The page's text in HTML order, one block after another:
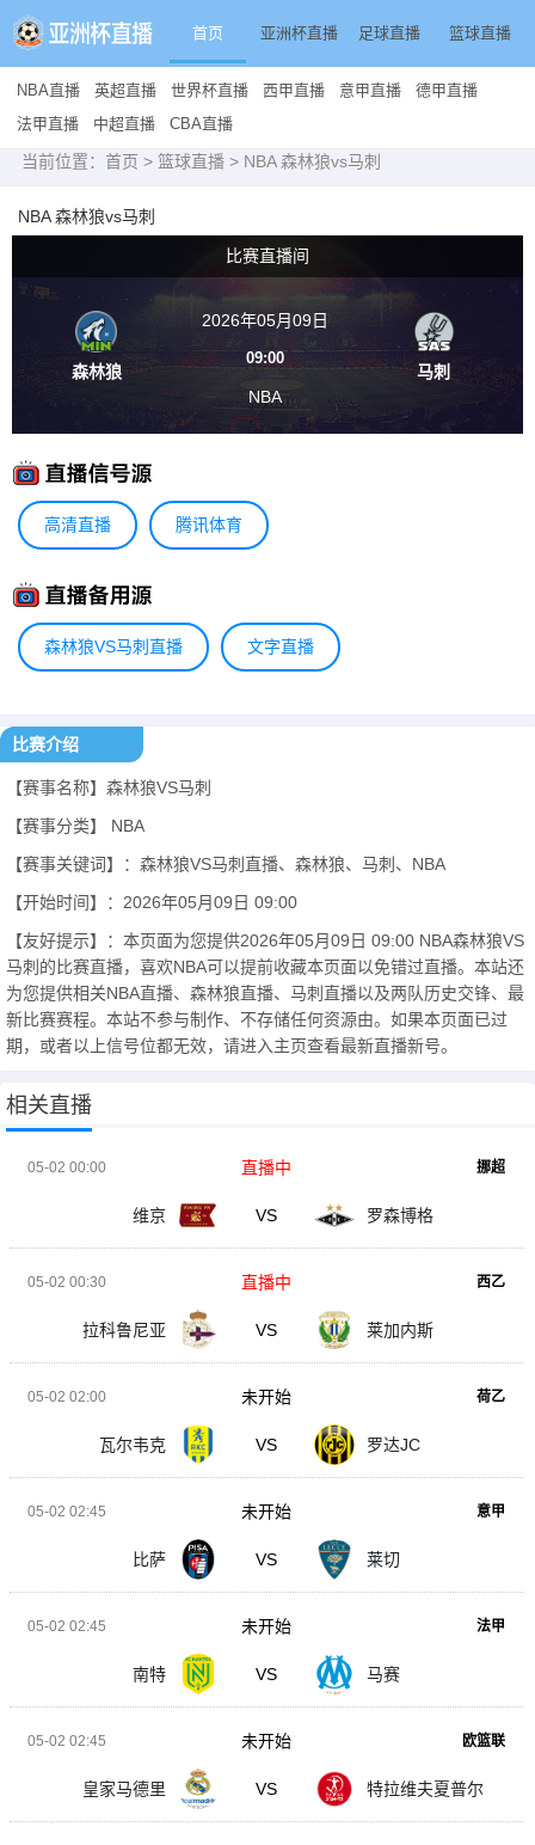
首页 亚洲杯直播 足球直播 篮球直播
NBA直播 英超直播 世界杯直播 西甲直播 意甲直播
德甲直播
法甲直播
中超直播 CBA直播
当前位置： 首页 > 篮球直播 > NBA 森林狼vs马刺
NBA 森林狼vs马刺
比赛直播间
森林狼
2026年05月09日
09:00
NBA
马刺
高清直播 腾讯体育
森林狼VS马刺直播 文字直播
比赛介绍
【赛事名称】森林狼VS马刺
【赛事分类】 NBA
【赛事关键词】：森林狼VS马刺直播、森林狼、马刺、NBA
【开始时间】：2026年05月09日 09:00
【友好提示】：本页面为您提供2026年05月09日 09:00 NBA森林狼VS
马刺的比赛直播，喜欢NBA可以提前收藏本页面以免错过直播。本站还
为您提供相关NBA直播、森林狼直播、马刺直播以及两队历史交锋、最
新比赛赛程。本站不参与制作、不存储任何资源由。如果本页面已过
期，或者以上信号位都无效，请进入主页查看最新直播新号。
相关直播
05-02 00:00 挪超
维京 VS 罗森博格
直播中
05-02 00:30 西乙
拉科鲁尼亚 VS 莱加内斯
直播中
05-02 02:00 荷乙
瓦尔韦克 VS 罗达JC
未开始
05-02 02:45 意甲
比萨 VS 莱切
未开始
05-02 02:45 法甲
南特 VS 马赛
未开始
05-02 02:45 欧篮联
皇家马德里 VS 特拉维夫夏普尔
未开始